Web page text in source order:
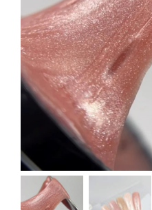
Kontakt
Über uns